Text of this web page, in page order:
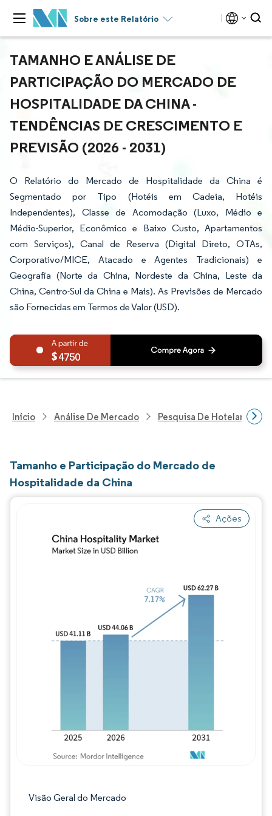
Sobre este Relatório
TAMANHO E ANÁLISE DE
PARTICIPAÇÃO DO MERCADO DE
HOSPITALIDADE DA CHINA -
TENDÊNCIAS DE CRESCIMENTO E
PREVISÃO (2026 - 2031)
O Relatório do Mercado de Hospitalidade da China é
Segmentado por Tipo (Hotéis em Cadeia, Hotéis
Independentes), Classe de Acomodação (Luxo, Médio e
Médio-Superior, Econômico e Baixo Custo, Apartamentos
com Serviços), Canal de Reserva (Digital Direto, OTAs,
Corporativo/MICE, Atacado e Agentes Tradicionais) e
Geografia (Norte da China, Nordeste da China, Leste da
China, Centro-Sul da China e Mais). As Previsões de Mercado
são Fornecidas em Termos de Valor (USD).
4750
Início Análise De Mercado Pesquisa De Hotelaria E
Tamanho e Participação do Mercado de
Hospitalidade da China
Ações
Visão Geral do Mercado